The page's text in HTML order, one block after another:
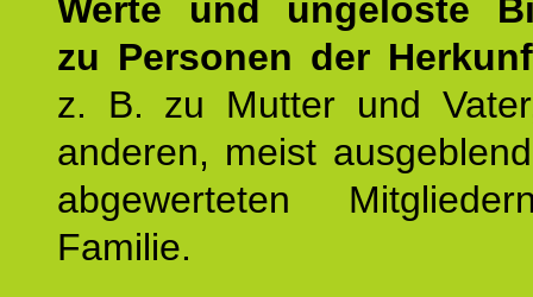
Werte und ungelöste
zu Personen der
z. B. zu Mutter und
anderen, meist
abgewerteten
Familie.